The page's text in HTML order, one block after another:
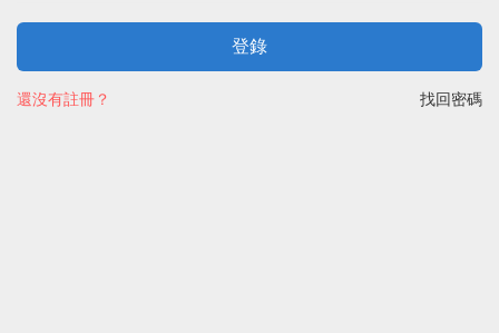
登錄
找回密碼
還沒有註冊？